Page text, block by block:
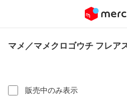
マメ／マメクロゴウチ フレア
販売中のみ表示